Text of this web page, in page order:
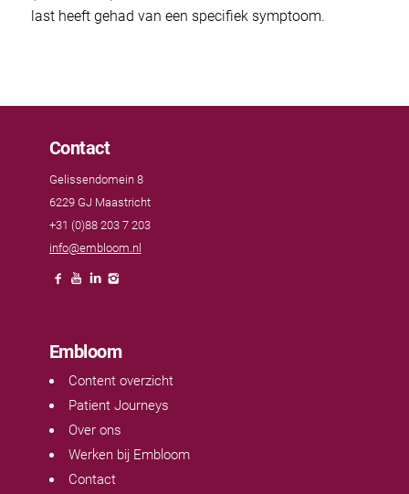
last heeft gehad van een specifiek symptoom.
Contact
Gelissendomein 8
6229 GJ Maastricht
+31 (0)88 203 7 203
info@embloom.nl
Embloom
Content overzicht
Patient Journeys
Over ons
Werken bij Embloom
Contact